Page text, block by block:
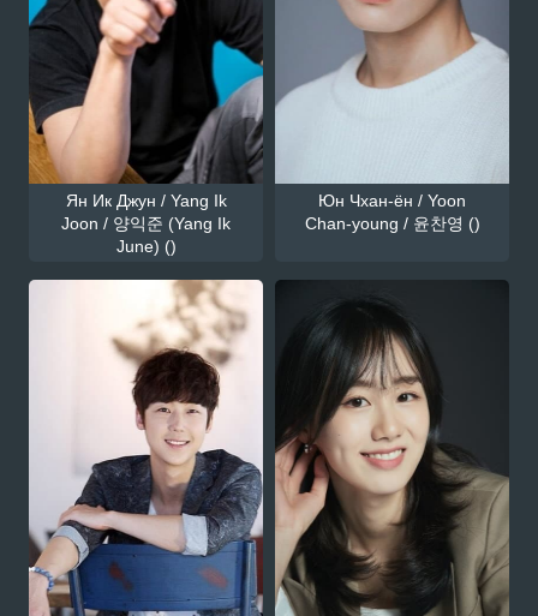
Ян Ик Джун / Yang Ik
Joon / 양익준 (Yang Ik
June) ()
Юн Чхан-ён / Yoon
Chan-young / 윤찬영 ()